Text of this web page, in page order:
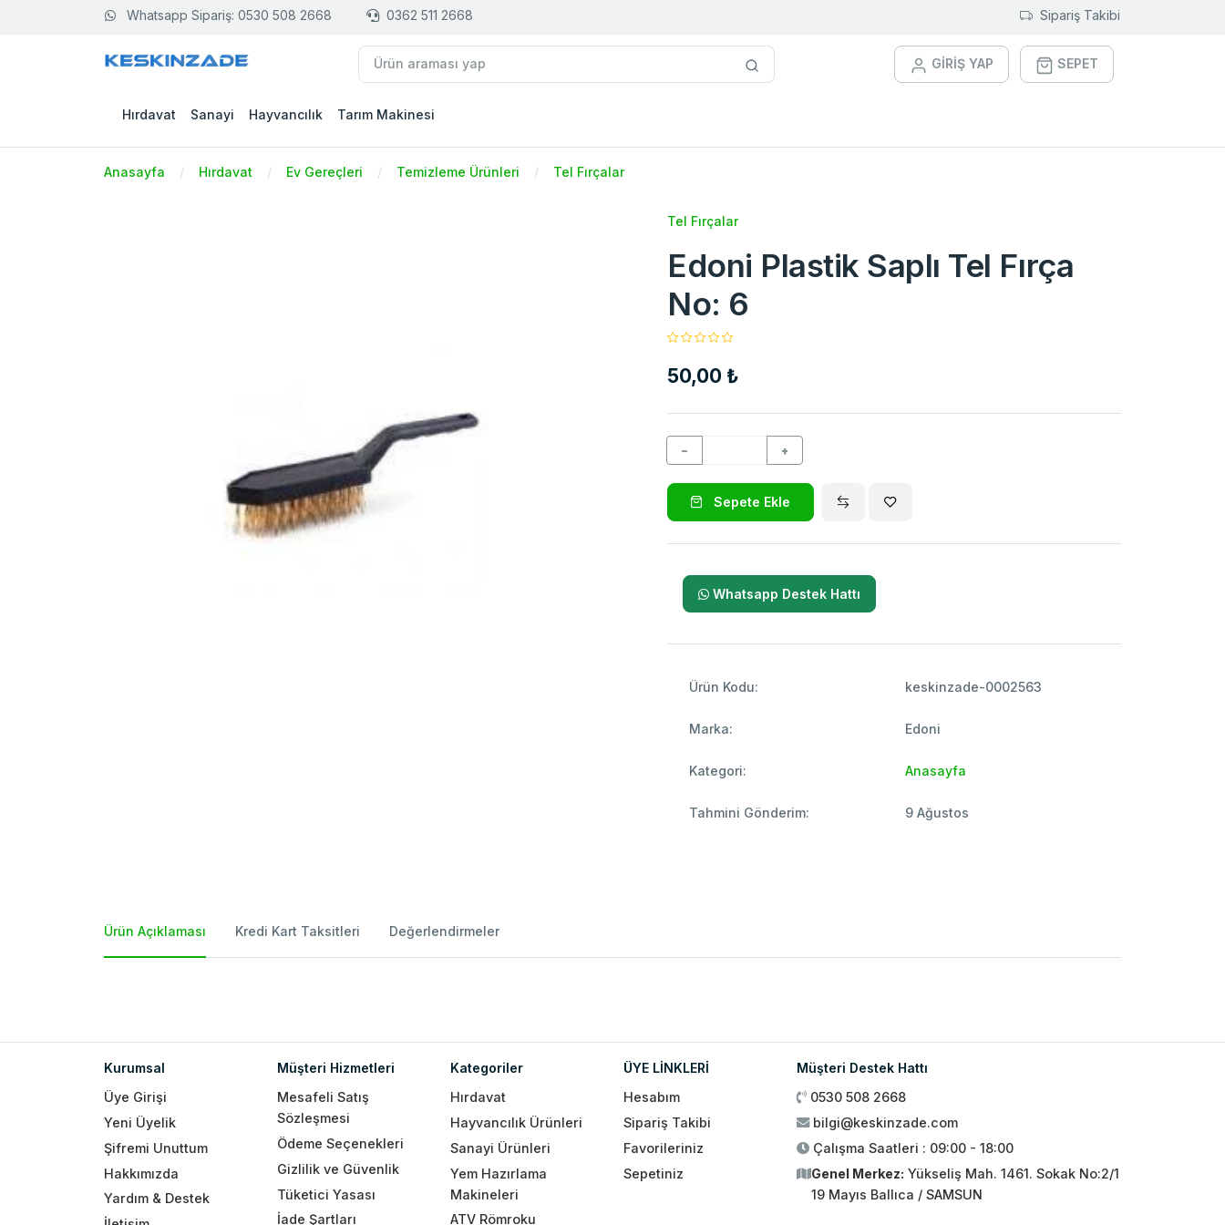
Whatsapp Sipariş: 0530 508 2668 0362 511 2668 Sipariş Takibi
GİRİŞ YAP SEPET
Hırdavat Sanayi Hayvancılık Tarım Makinesi
Anasayfa Hırdavat Ev Gereçleri Temizleme Ürünleri Tel Fırçalar
Tel Fırçalar
Edoni Plastik Saplı Tel Fırça
No: 6
50,00 ₺
− +
Sepete Ekle
Whatsapp Destek Hattı
Ürün Kodu: keskinzade-0002563
Marka: Edoni
Kategori: Anasayfa
Tahmini Gönderim: 9 Ağustos
Ürün Açıklaması Kredi Kart Taksitleri Değerlendirmeler
Kurumsal
Üye Girişi
Yeni Üyelik
Şifremi Unuttum
Hakkımızda
Yardım & Destek
Müşteri Hizmetleri
Mesafeli Satış
Sözleşmesi
Ödeme Seçenekleri
Gizlilik ve Güvenlik
Tüketici Yasası
İade Şartları
Kategoriler
Hırdavat
Hayvancılık Ürünleri
Sanayi Ürünleri
Yem Hazırlama
Makineleri
ATV Römroku
ÜYE LİNKLERİ
Hesabım
Sipariş Takibi
Favorileriniz
Sepetiniz
Müşteri Destek Hattı
0530 508 2668
bilgi@keskinzade.com
Çalışma Saatleri : 09:00 - 18:00
Genel Merkez: Yükseliş Mah. 1461. Sokak No:2/1
19 Mayıs Ballıca / SAMSUN